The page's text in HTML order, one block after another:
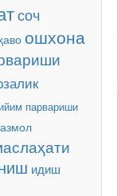
соч
ошхона
парвариши
идиш